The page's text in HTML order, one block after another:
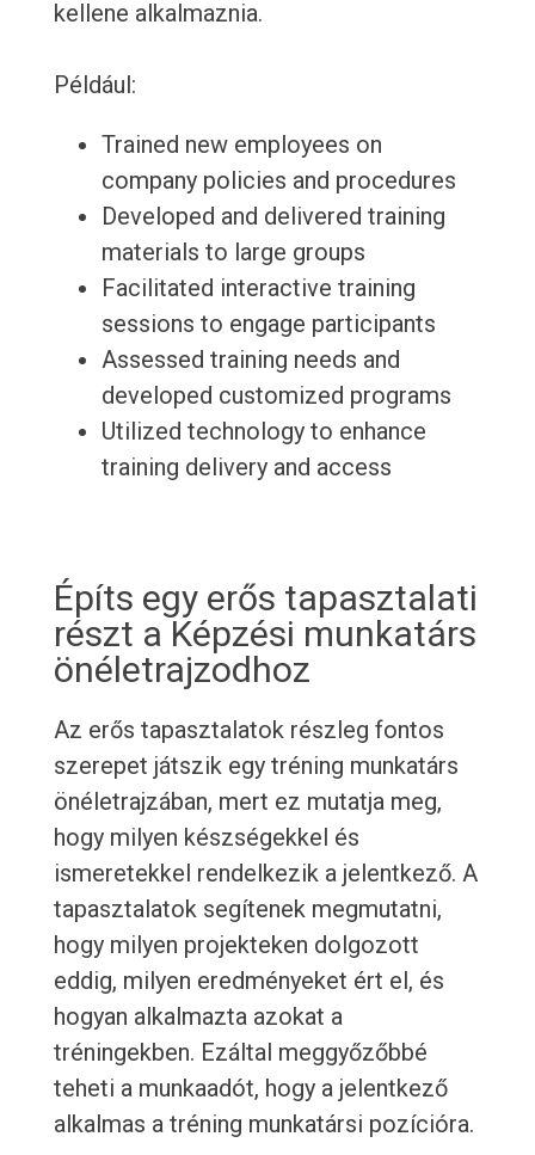
kellene alkalmaznia.
Például:
Trained new employees on
company policies and procedures
Developed and delivered training
materials to large groups
Facilitated interactive training
sessions to engage participants
Assessed training needs and
developed customized programs
Utilized technology to enhance
training delivery and access
Építs egy erős tapasztalati
részt a Képzési munkatárs
önéletrajzodhoz
Az erős tapasztalatok részleg fontos
szerepet játszik egy tréning munkatárs
önéletrajzában, mert ez mutatja meg,
hogy milyen készségekkel és
ismeretekkel rendelkezik a jelentkező. A
tapasztalatok segítenek megmutatni,
hogy milyen projekteken dolgozott
eddig, milyen eredményeket ért el, és
hogyan alkalmazta azokat a
tréningekben. Ezáltal meggyőzőbbé
teheti a munkaadót, hogy a jelentkező
alkalmas a tréning munkatársi pozícióra.